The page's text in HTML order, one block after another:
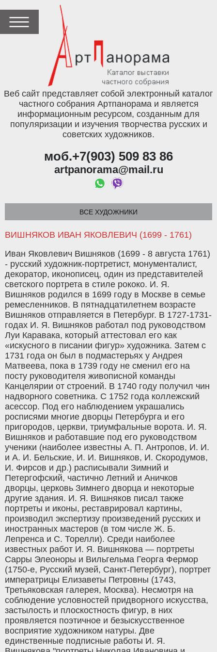
Веб сайт представляет собой электронный каталог
частного собрания Артпанорама и является
информационным ресурсом, созданным для
популяризации и изучения творчества русских и
советских художников.
моб.+7(903) 509 83 86
artpanorama@mail.ru
ВСЕ ХУДОЖНИКИ
ВИШНЯКОВ ИВАН ЯКОВЛЕВИЧ (1699 - 1761)
Иван Яковлевич Вишняков (1699 - 8 августа 1761)
- русский художник-портретист, монументалист,
декоратор, иконописец, один из представителей
светского портрета в стиле рококо. И. Я.
Вишняков родился в 1699 году в Москве в семье
ремесленников. В пятнадцатилетнем возрасте
Вишняков отправляется в Петербург. В 1727-1731-
годах И. Я. Вишняков работал под руководством
Луи Каравака, который аттестовал его как
«искусного в писании фигур» художника. Затем с
1731 года он был в подмастерьях у Андрея
Матвеева, пока в 1739 году не сменил его на
посту руководителя живописной команды
Канцелярии от строений. В 1740 году получил чин
надворного советника. С 1752 года коллежский
асессор. Под его наблюдением украшались
росписями многие дворцы Петербурга и его
пригородов, церкви, триумфальные ворота. И. Я.
Вишняков и работавшие под его руководством
ученики (наиболее известны А. П. Антропов, И. И.
и А. И. Бельские, И. И. Вишняков, И. Скородумов,
И. Фирсов и др.) расписывали Зимний и
Петергофский, частично Летний и Аничков
дворцы, церковь Зимнего дворца и некоторые
другие здания. И. Я. Вишняков писал также
портреты и иконы, реставрировал картины,
производил экспертизу произведений русских и
иностранных мастеров (в том числе Ж. Б.
Лепренса и С. Торелли). Среди наиболее
известных работ И. Я. Вишнякова — портреты
Сарры Элеоноры и Вильгельма Георга Фермор
(1750-е, Русский музей, Санкт-Петербург), портрет
императрицы Елизаветы Петровны (1743,
Третьяковская галерея, Москва). Несмотря на
соблюдение условностей придворного искусства,
застылость и плоскостность фигур, в них
проявляется поэтичное и безыскусственное
восприятие художником натуры. Две
единственные подписные работы И. Я.